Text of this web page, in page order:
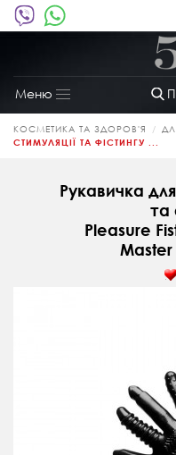
Меню
Toggle
navigation
КОСМЕТИКА ТА ЗДОРОВ'Я
СТИМУЛЯЦІЇ ТА ФІСТИНГУ ...
Рукавичка
та
Pleasure